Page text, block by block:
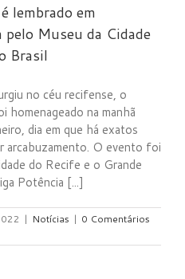
lembrado em
Museu da Cidade
Brasil
no céu recifense, o
homenageado na manhã
dia em que há exatos
arcabuzamento. O evento foi
do Recife e o Grande
Potência [...]
| Notícias | 0 Comentários